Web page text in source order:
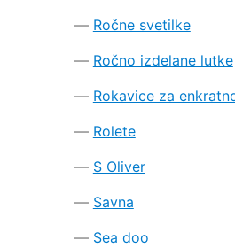
Ročne svetilke
Ročno izdelane lutke
Rokavice za
Rolete
S Oliver
Savna
Sea doo